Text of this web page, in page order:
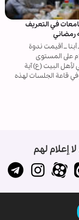
في التعريف
رمضاني
ــ أقيمت ندوة
على المستوى
لأهل البيت (ع) آية
قاعة الجلسات لهذه
إعلام لهم